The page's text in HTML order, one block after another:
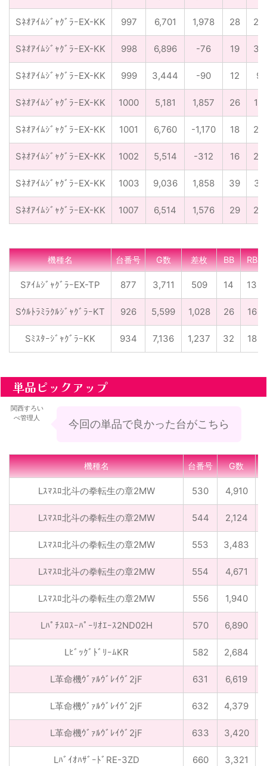
SﾈｵｱｲﾑｼﾞｬｸﾞﾗｰEX-KK 997 6,701 1,978 28 24
SﾈｵｱｲﾑｼﾞｬｸﾞﾗｰEX-KK 998 6,896 -76 19 32
SﾈｵｱｲﾑｼﾞｬｸﾞﾗｰEX-KK 999 3,444 -90 12 9
SﾈｵｱｲﾑｼﾞｬｸﾞﾗｰEX-KK 1000 5,181 1,857 26 18
SﾈｵｱｲﾑｼﾞｬｸﾞﾗｰEX-KK 1001 6,760 -1,170 18 23
SﾈｵｱｲﾑｼﾞｬｸﾞﾗｰEX-KK 1002 5,514 -312 16 23
SﾈｵｱｲﾑｼﾞｬｸﾞﾗｰEX-KK 1003 9,036 1,858 39 31
SﾈｵｱｲﾑｼﾞｬｸﾞﾗｰEX-KK 1007 6,514 1,576 29 23
機種名 台番号 G数 差枚 BB RB
SｱｲﾑｼﾞｬｸﾞﾗｰEX-TP 877 3,711 509 14 13
SｳﾙﾄﾗﾐﾗｸﾙｼﾞｬｸﾞﾗｰKT 926 5,599 1,028 26 16
SﾐｽﾀｰｼﾞｬｸﾞﾗｰKK 934 7,136 1,237 32 18
単品ピックアップ
関西すろい
べ管理人
今回の単品で良かった台がこちら
機種名 台番号 G数
Lｽﾏｽﾛ北斗の拳転生の章2MW 530 4,910
Lｽﾏｽﾛ北斗の拳転生の章2MW 544 2,124
Lｽﾏｽﾛ北斗の拳転生の章2MW 553 3,483
Lｽﾏｽﾛ北斗の拳転生の章2MW 554 4,671
Lｽﾏｽﾛ北斗の拳転生の章2MW 556 1,940
Lﾊﾟﾁｽﾛｽｰﾊﾟｰﾘｵｴｰｽ2ND02H 570 6,890
LﾋﾞｯｸﾞﾄﾞﾘｰﾑKR 582 2,684
L革命機ｳﾞｧﾙｳﾞﾚｲｳﾞ2jF 631 6,619
L革命機ｳﾞｧﾙｳﾞﾚｲｳﾞ2jF 632 4,379
L革命機ｳﾞｧﾙｳﾞﾚｲｳﾞ2jF 633 3,420
LﾊﾞｲｵﾊｻﾞｰﾄﾞRE-3ZD 660 3,321